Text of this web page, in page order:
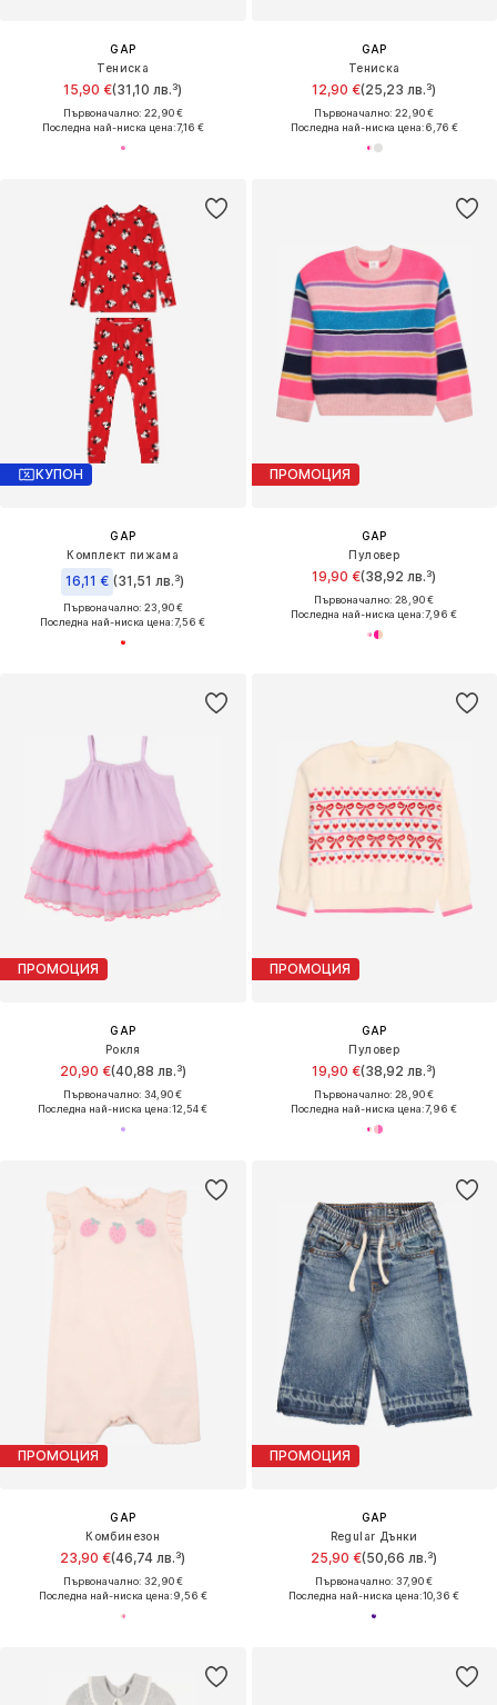
GAP
Тениска
15,90 €(31,10 лв.³)
Първоначално: 22,90 €
Последна най-ниска цена:7,16 €
GAP
Тениска
12,90 €(25,23 лв.³)
Първоначално: 22,90 €
Последна най-ниска цена:6,76 €
КУПОН
GAP
Комплект пижама
16,11 € (31,51 лв.³)
Първоначално: 23,90 €
Последна най-ниска цена:7,56 €
ПРОМОЦИЯ
GAP
Пуловер
19,90 €(38,92 лв.³)
Първоначално: 28,90 €
Последна най-ниска цена:7,96 €
ПРОМОЦИЯ
GAP
Рокля
20,90 €(40,88 лв.³)
Първоначално: 34,90 €
Последна най-ниска цена:12,54 €
ПРОМОЦИЯ
GAP
Пуловер
19,90 €(38,92 лв.³)
Първоначално: 28,90 €
Последна най-ниска цена:7,96 €
ПРОМОЦИЯ
GAP
Комбинезон
23,90 €(46,74 лв.³)
Първоначално: 32,90 €
Последна най-ниска цена:9,56 €
ПРОМОЦИЯ
GAP
Regular Дънки
25,90 €(50,66 лв.³)
Първоначално: 37,90 €
Последна най-ниска цена:10,36 €